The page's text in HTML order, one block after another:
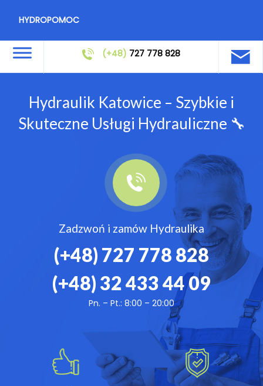
HYDROPOMOC
(+48) 727 778 828
Hydraulik Katowice – Szybkie i
Skuteczne Usługi Hydrauliczne 🔧
Zadzwoń i zamów Hydraulika
(+48) 727 778 828
(+48) 32 433 44 09
Pn. – Pt.: 8:00 – 20:00